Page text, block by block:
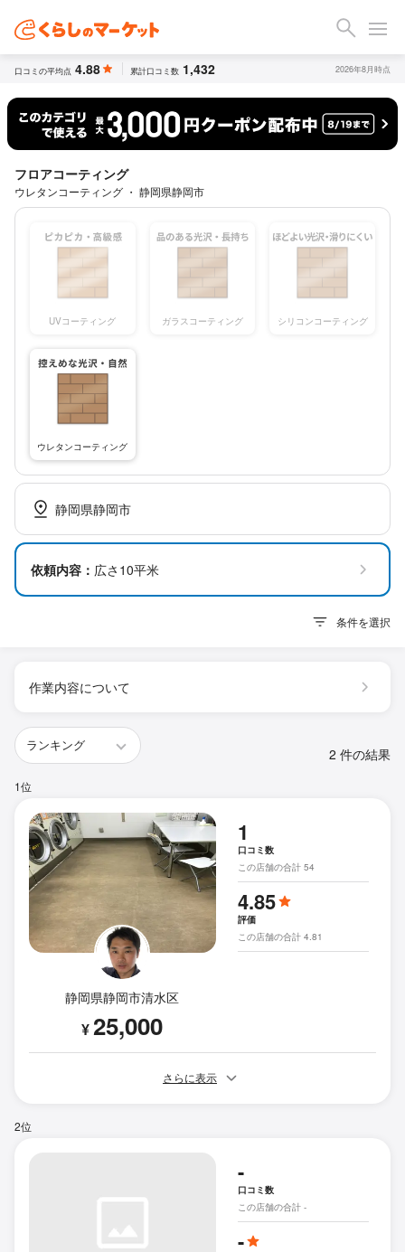
口コミの平均点 4.88 累計口コミ数 1,432 2026年8月時点
フロアコーティング
ウレタンコーティング ・ 静岡県静岡市
UVコーティング ガラスコーティング シリコンコーティング
ウレタンコーティング
静岡県静岡市
依頼内容： 広さ10平米
条件を選択
作業内容について
2 件の結果
1位
静岡県静岡市清水区
¥25,000
1
口コミ数
この店舗の合計 54
4.85
評価
この店舗の合計 4.81
さらに表示
2位
-
口コミ数
この店舗の合計 -
-